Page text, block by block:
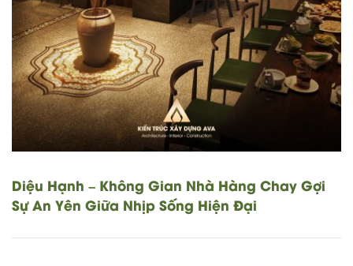
Diệu Hạnh – Không Gian Nhà Hàng Chay Gợi
Sự An Yên Giữa Nhịp Sống Hiện Đại